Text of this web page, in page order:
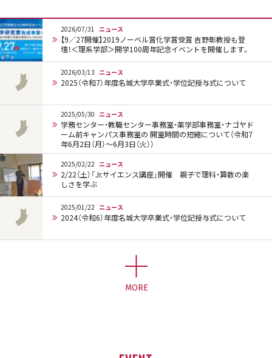
2026/07/31 ニュース
【9／27開催】2019ノーベル賞化学賞受賞 吉野彰教授も登
壇！＜理系学部＞開学100周年記念イベントを開催します。
2026/03/13 ニュース
2025（令和7）年度名城大学卒業式・学位記授与式について
2025/05/30 ニュース
学務センター・教職センター事務室・薬学部事務室・ナゴヤド
ーム前キャンパス事務室の 開室時間の短縮について（令和7
年6月2日（月）～6月3日（火））
2025/02/22 ニュース
2/22（土）「Jr.サイエンス講座」開催 親子で理科・算数の楽
しさを学ぶ
2025/01/22 ニュース
2024（令和6）年度名城大学卒業式・学位記授与式について
MORE